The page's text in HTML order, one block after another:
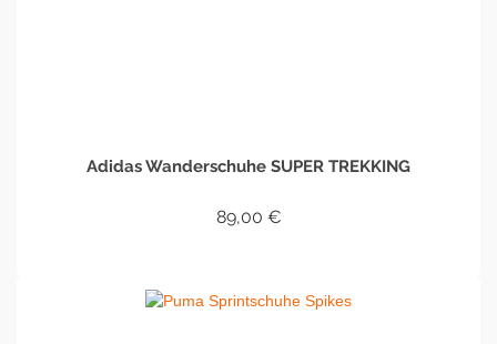
Adidas Wanderschuhe SUPER TREKKING
89,00 €